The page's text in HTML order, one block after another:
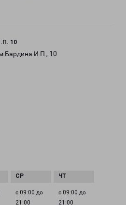
10
Бардина И.П., 10
с 09:00 до
21:00
с 09:00 до
21:00